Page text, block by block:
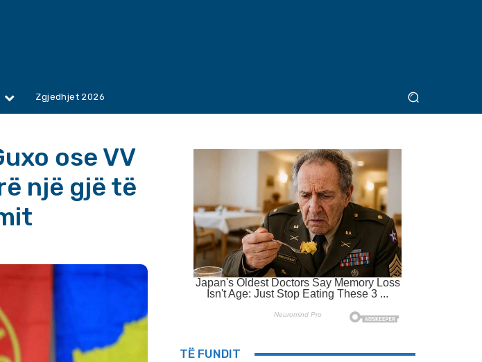
Zgjedhjet 2026
ose VV
një gjë të
TË FUNDIT